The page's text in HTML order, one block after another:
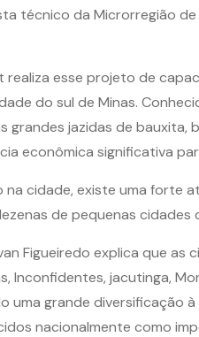
técnico da Microrregião
realiza esse projeto de
do sul de Minas.
grandes jazidas de
econômica significativa
cidade, existe uma forte
de pequenas
Figueiredo explica que as
Inconfidentes, jacutinga,
uma grande diversificação
nacionalmente como